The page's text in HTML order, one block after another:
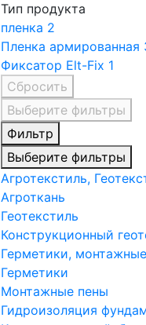
Тип продукта
пленка 2
Пленка армированная
Фиксатор Elt-Fix 1
Сбросить
Выберите фильтры
Фильтр
Выберите фильтры
Агротекстиль,
Агроткань
Геотекстиль
Конструкционный
Герметики,
Герметики
Монтажные пены
Гидроизоляция